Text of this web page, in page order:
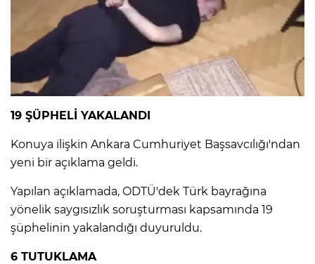
19 ŞÜPHELİ YAKALANDI
Konuya ilişkin Ankara Cumhuriyet Başsavcılığı'ndan
yeni bir açıklama geldi.
Yapılan açıklamada, ODTÜ'dek Türk bayrağına
yönelik saygısızlık soruşturması kapsamında 19
şüphelinin yakalandığı duyuruldu.
6 TUTUKLAMA